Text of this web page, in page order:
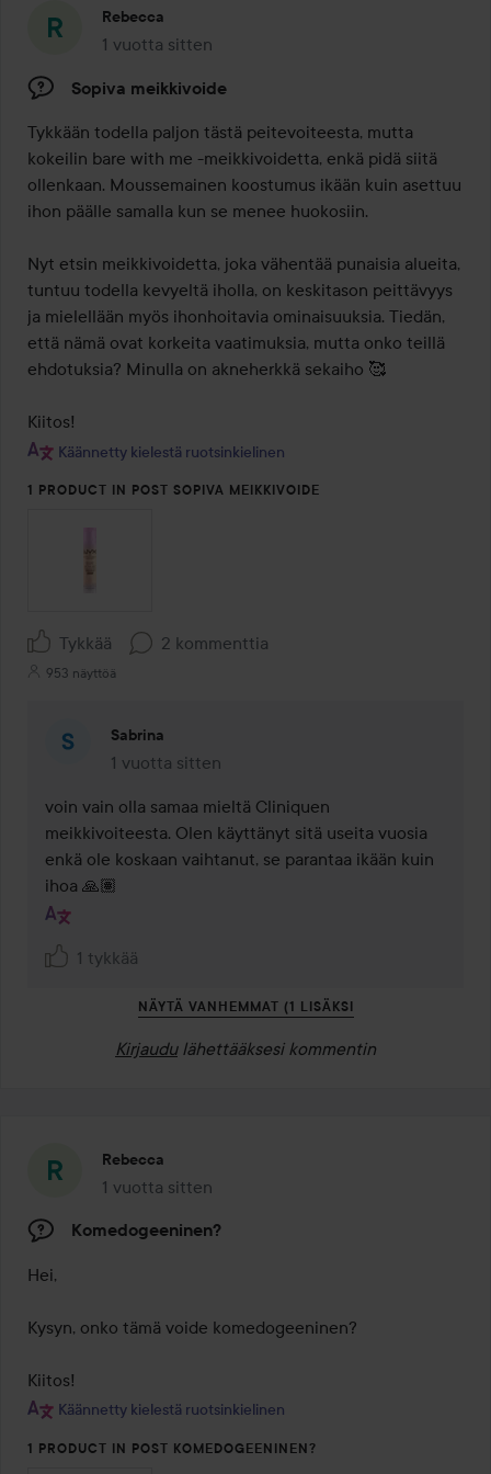
Rebecca
1 vuotta sitten
Viesti luotiin 1 vuotta sitten
Sopiva meikkivoide
Tykkään todella paljon tästä peitevoiteesta, mutta
kokeilin bare with me -meikkivoidetta, enkä pidä siitä
ollenkaan. Moussemainen koostumus ikään kuin asettuu
ihon päälle samalla kun se menee huokosiin.
Nyt etsin meikkivoidetta, joka vähentää punaisia alueita,
tuntuu todella kevyeltä iholla, on keskitason peittävyys
ja mielellään myös ihonhoitavia ominaisuuksia. Tiedän,
että nämä ovat korkeita vaatimuksia, mutta onko teillä
ehdotuksia? Minulla on akneherkkä sekaiho 🥰
Kiitos!
Käännetty kielestä ruotsinkielinen
1 PRODUCT IN POST SOPIVA MEIKKIVOIDE
Tykkää 2 kommenttia
953 näyttöä
Sabrina
1 vuotta sitten
Kommentti lisättiin 1 vuotta sitten
voin vain olla samaa mieltä Cliniquen
meikkivoiteesta. Olen käyttänyt sitä useita vuosia
enkä ole koskaan vaihtanut, se parantaa ikään kuin
ihoa 🙏🏽
1 tykkää
NÄYTÄ VANHEMMAT (1 LISÄKSI
Kirjaudu lähettääksesi kommentin
Rebecca
1 vuotta sitten
Viesti luotiin 1 vuotta sitten
Komedogeeninen?
Hei,
Kysyn, onko tämä voide komedogeeninen?
Kiitos!
Käännetty kielestä ruotsinkielinen
1 PRODUCT IN POST KOMEDOGEENINEN?